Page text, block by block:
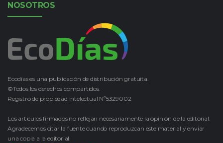
NOSOTROS
Ecodías es una publicación de distribución gratuita.
©Todos los derechos compartidos.
Registro de propiedad intelectual Nº5329002
Los artículos firmados no reflejan necesariamente la opinión de la editorial.
Agradecemos citar la fuente cuando reproduzcan este material y enviar
una copia a la editorial.